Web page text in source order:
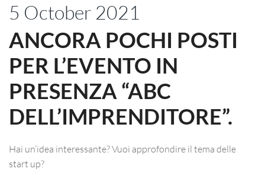
5 October 2021
ANCORA POCHI POSTI
PER L’EVENTO IN
PRESENZA “ABC
DELL’IMPRENDITORE”.
Hai un’idea interessante? Vuoi approfondire il tema delle
start up?